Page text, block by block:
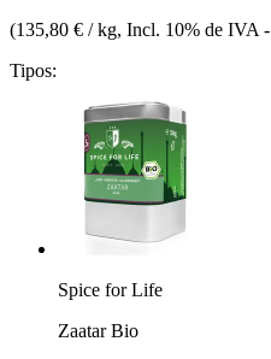
(135,80 € / kg, Incl. 10% de IVA -
Tipos:
Spice for Life
Zaatar Bio